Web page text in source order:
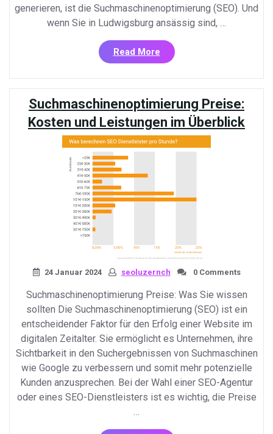
generieren, ist die Suchmaschinenoptimierung (SEO). Und
wenn Sie in Ludwigsburg ansässig sind, …
Read More«Steigern
Sie
Ihre
Online-
Sichtbarkeit
mit
in
Suchmaschinenoptimierung Preise:
Kosten und Leistungen im Überblick
24 Januar 2024 seoluzernch 0 Comments
Suchmaschinenoptimierung Preise: Was Sie wissen
sollten Die Suchmaschinenoptimierung (SEO) ist ein
entscheidender Faktor für den Erfolg einer Website im
digitalen Zeitalter. Sie ermöglicht es Unternehmen, ihre
Sichtbarkeit in den Suchergebnissen von Suchmaschinen
wie Google zu verbessern und somit mehr potenzielle
Kunden anzusprechen. Bei der Wahl einer SEO-Agentur
oder eines SEO-Dienstleisters ist es wichtig, die Preise
…